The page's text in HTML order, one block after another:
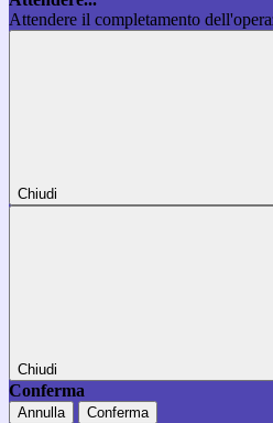
Attendere il completamento
Chiudi
Chiudi
Conferma
Annulla Conferma